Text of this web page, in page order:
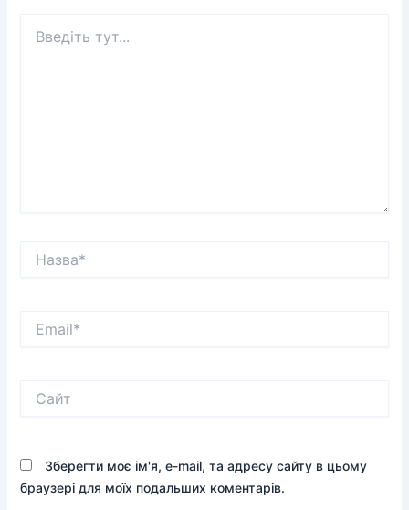
тут...
Зберегти моє ім'я, e-mail, та адресу сайту в цьому
браузері для моїх подальших коментарів.